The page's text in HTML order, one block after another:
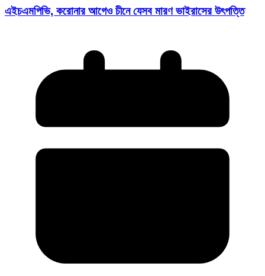
এইচএমপিভি, করোনার আগেও চীনে যেসব মারণ ভাইরাসের উৎপত্তি